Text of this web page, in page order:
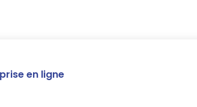
en ligne